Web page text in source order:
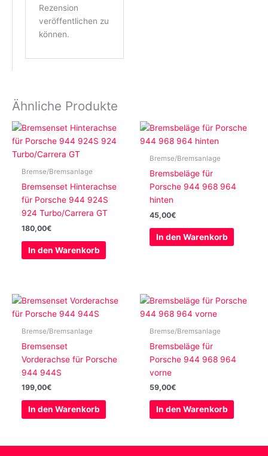
Rezension
veröffentlichen zu
können.
Ähnliche Produkte
Bremse/Bremsanlage
Bremsenset Hinterachse
für Porsche 944 924S
924 Turbo/Carrera GT
180,00€
In den Warenkorb
Bremse/Bremsanlage
Bremsbeläge für
Porsche 944 968 964
hinten
45,00€
In den Warenkorb
Bremse/Bremsanlage
Bremsenset
Vorderachse für Porsche
944 944S
199,00€
In den Warenkorb
Bremse/Bremsanlage
Bremsbeläge für
Porsche 944 968 964
vorne
59,00€
In den Warenkorb